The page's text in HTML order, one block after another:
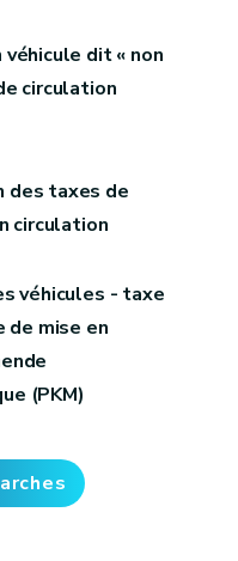
dit « non
circulation
des taxes de
circulation
véhicules - taxe
de mise en
(PKM)